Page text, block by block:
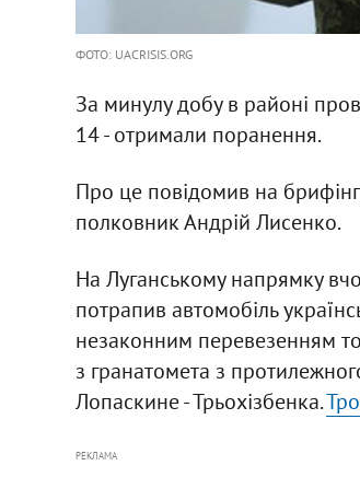
ФОТО: UACRISIS.ORG
За минулу добу в районі
14 - отримали поранення.
Про це повідомив на
полковник Андрій Лисенко.
На Луганському напрямку
потрапив автомобіль
незаконним перевезенням
з гранатомета з
Лопаскине - Трьохізбенка.
РЕКЛАМА